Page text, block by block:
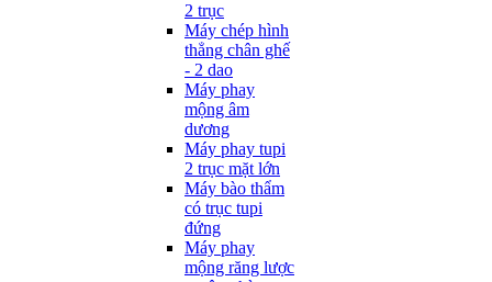
2 trục
Máy chép hình
thẳng chân ghế
- 2 dao
Máy phay
mộng âm
dương
Máy phay tupi
2 trục mặt lớn
Máy bào thẩm
có trục tupi
đứng
Máy phay
mộng răng lược